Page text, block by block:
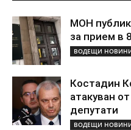
МОН
за прием в
ВОДЕЩИ
Костадин
атакуван
депутати
ВОДЕЩИ